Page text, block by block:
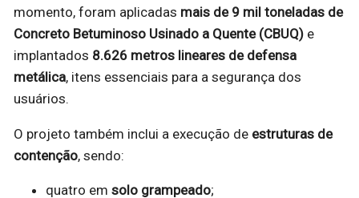
momento, foram aplicadas mais de 9 mil toneladas de
Concreto Betuminoso Usinado a Quente (CBUQ) e
implantados 8.626 metros lineares de defensa
metálica, itens essenciais para a segurança dos
usuários.
O projeto também inclui a execução de estruturas de
contenção, sendo:
quatro em solo grampeado;